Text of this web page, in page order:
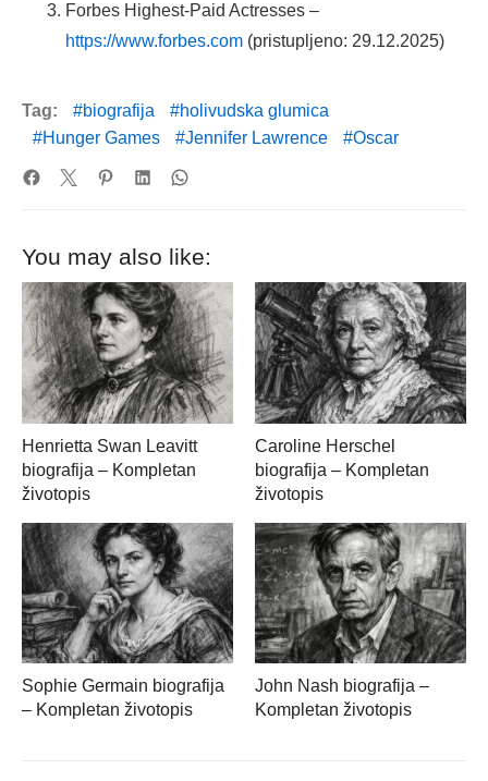
Forbes Highest-Paid Actresses –
https://www.forbes.com (pristupljeno: 29.12.2025)
Tag: biografija
holivudska glumica
Hunger Games
Jennifer Lawrence Oscar
You may also like:
Henrietta Swan Leavitt
biografija – Kompletan
životopis
Caroline Herschel
biografija – Kompletan
životopis
Sophie Germain biografija
– Kompletan životopis
John Nash biografija –
Kompletan životopis